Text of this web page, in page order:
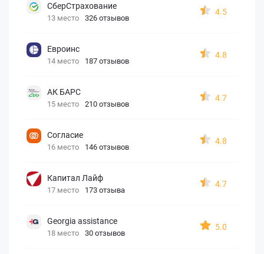
СберСтрахование
13 место 326 отзывов
4.5
Евроинс
14 место 187 отзывов
4.8
АК БАРС
15 место 210 отзывов
4.7
Согласие
16 место 146 отзывов
4.8
Капитал Лайф
17 место 173 отзыва
4.7
Georgia assistance
18 место 30 отзывов
5.0